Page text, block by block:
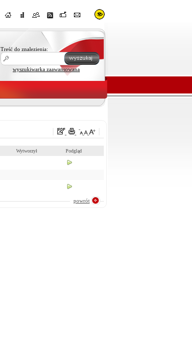
Treść do znalezienia:
wyszukiwarka zaawansowana
Wytworzył Podgląd
powrót